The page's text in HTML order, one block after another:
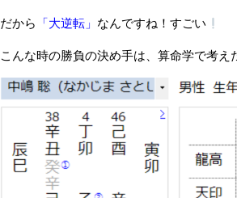
だから 「大逆転」 なんですね！すごい
こんな時の勝負の決め手は、算命学で考